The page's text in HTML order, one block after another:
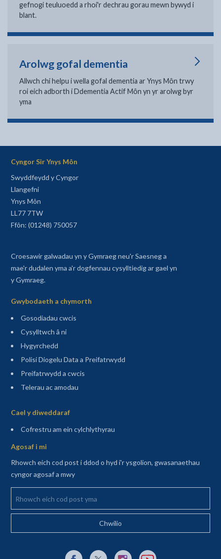
gefnogi teuluoedd a rhoi'r dechrau gorau mewn bywyd i
blant.
Arolwg gofal dementia
Allwch chi helpu i wella gofal dementia ar Ynys Môn trwy
roi eich adborth i Ddementia Actif Môn yn yr arolwg byr
yma
Cyngor Sir Ynys Môn
Swyddfeydd y Cyngor
Llangefni
Ynys Môn
LL77 7TW
Ffôn: (01248) 750057
Croesawir galwadau yn y Gymraeg neu'r Saesneg a
mae'r dudalen yma a'r dogfennau cysylltiedig ar gael yn
y Gymraeg.
Gwybodaeth a chymorth
Gosodiadau cwcis
Cysylltwch â ni
Hygyrchedd
Polisi Diogelu Data a Preifatrwydd
Preifatrwydd a cwcis
Telerau ac amodau
Cael y diweddaraf
Cofrestru am ein cylchlythyrau(agor mewn tab newydd)
Agosaf i mi
Rhowch eich cod post i ddod o hyd i'r ysgolion, gwasanaethau
cyngor agosaf a mwy
Rhowch eich cod post yma
Dolen allanol i Facebook yn agor mewn tab newydd
Dolen allanol i X (Twitter) yn agor mewn
Dolen allanol i Instagram yn agor
Dolen allanol i YouTube